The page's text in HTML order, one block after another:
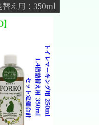
替え用：350ml